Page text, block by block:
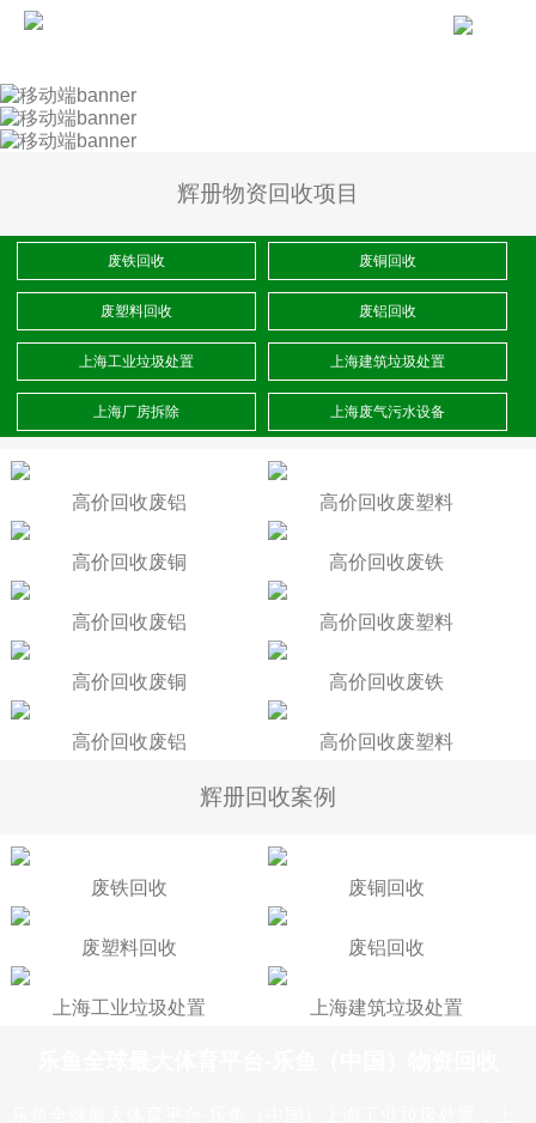
辉册物资回收项目
废铁回收 废铜回收
废塑料回收 废铝回收
上海工业垃圾处置 上海建筑垃圾处置
上海厂房拆除 上海废气污水设备
高价回收废铝 高价回收废塑料
高价回收废铜 高价回收废铁
高价回收废铝 高价回收废塑料
高价回收废铜 高价回收废铁
高价回收废铝 高价回收废塑料
辉册回收案例
废铁回收 废铜回收
废塑料回收 废铝回收
上海工业垃圾处置 上海建筑垃圾处置